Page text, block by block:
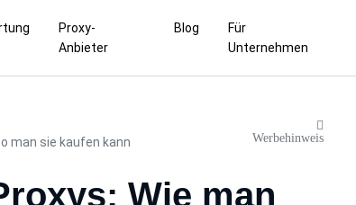
Proxy-
Anbieter
Blog
Für
Unternehmen
man sie kaufen kann
Werbehinweis
Wie man